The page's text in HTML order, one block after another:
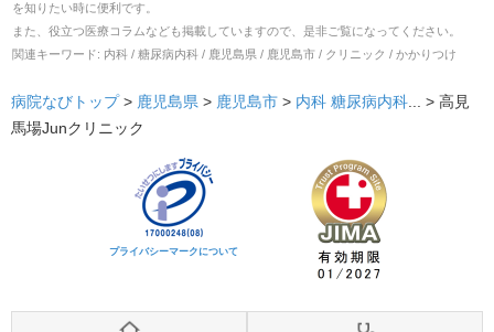
を知りたい時に便利です。
また、役立つ医療コラムなども掲載していますので、是非ご覧になってください。
関連キーワード: 内科 / 糖尿病内科 / 鹿児島県 / 鹿児島市 / クリニック / かかりつけ
病院なびトップ > 鹿児島県 > 鹿児島市 > 内科 糖尿病内科... > 高見
馬場Junクリニック
プライバシーマークについて